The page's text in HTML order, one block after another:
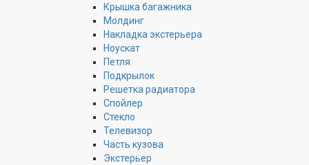
Крышка багажника
Молдинг
Накладка экстерьера
Ноускат
Петля
Подкрылок
Решетка радиатора
Спойлер
Стекло
Телевизор
Часть кузова
Экстерьер